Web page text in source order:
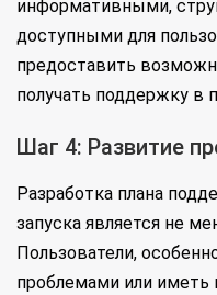
информативными,
доступными для
предоставить
получать поддержку в
Шаг 4: Развитие
Разработка плана
запуска является не
Пользователи,
проблемами или